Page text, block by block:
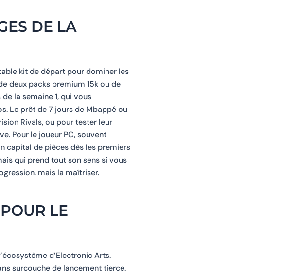
DE LA
kit de départ pour dominer les
deux packs premium 15k ou de
la semaine 1, qui vous
Le prêt de 7 jours de Mbappé ou
Rivals, ou pour tester leur
Pour le joueur PC, souvent
capital de pièces dès les premiers
qui prend tout son sens si vous
mais la maîtriser.
LE
d’Electronic Arts.
surcouche de lancement tierce.